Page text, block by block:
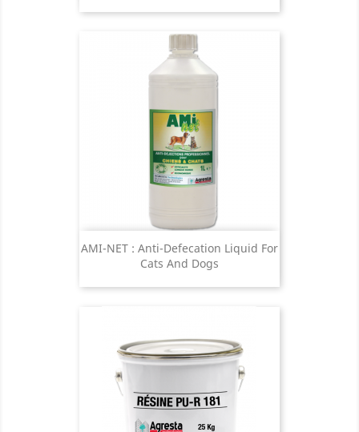
AMI-NET : Anti-Defecation Liquid For
Cats And Dogs